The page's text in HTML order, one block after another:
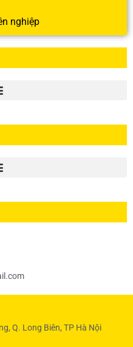
nghiệp
Q. Long Biên, TP Hà Nội